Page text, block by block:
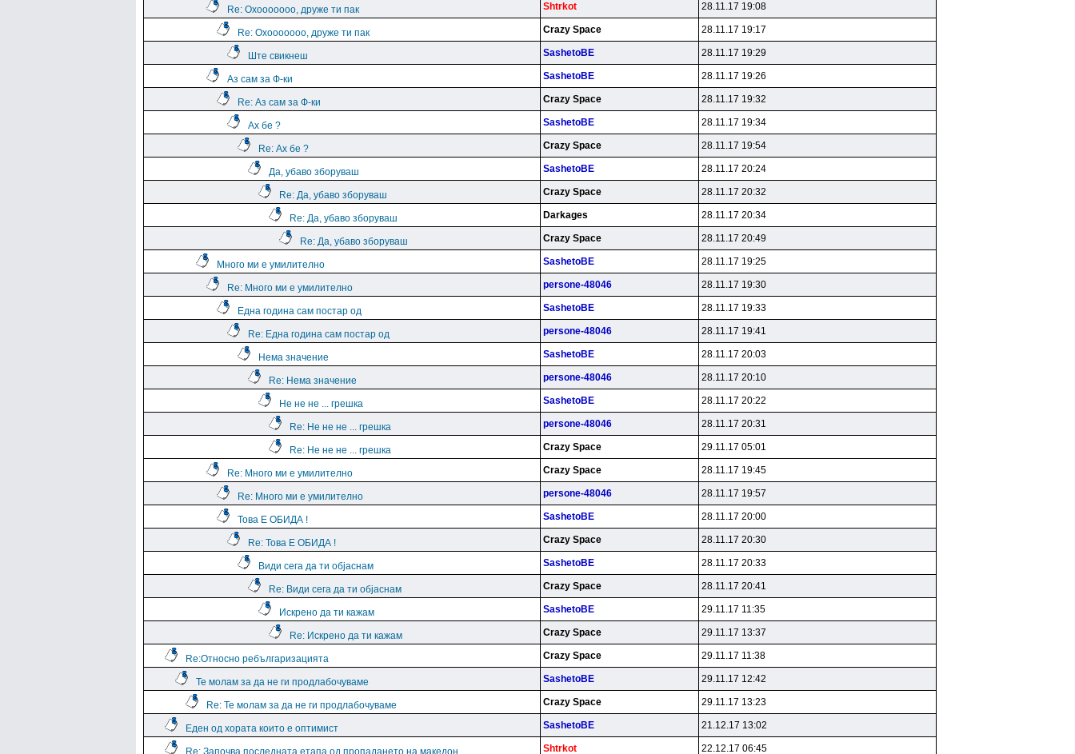
Re: Охооооооо, друже ти пак Shtrkot 28.11.17 19:08
Re: Охооооооо, друже ти пак Crazy Space 28.11.17 19:17
Ште свикнеш SashetoBE 28.11.17 19:29
Аз сам за Ф-ки SashetoBE 28.11.17 19:26
Re: Аз сам за Ф-ки Crazy Space 28.11.17 19:32
Ах бе ? SashetoBE 28.11.17 19:34
Re: Ах бе ? Crazy Space 28.11.17 19:54
Да, убаво зборуваш SashetoBE 28.11.17 20:24
Re: Да, убаво зборуваш Crazy Space 28.11.17 20:32
Re: Да, убаво зборуваш Darkages 28.11.17 20:34
Re: Да, убаво зборуваш Crazy Space 28.11.17 20:49
Много ми е умилително SashetoBE 28.11.17 19:25
Re: Много ми е умилително persone-48046 28.11.17 19:30
Една година сам постар од SashetoBE 28.11.17 19:33
Re: Една година сам постар од persone-48046 28.11.17 19:41
Нема значение SashetoBE 28.11.17 20:03
Re: Нема значение persone-48046 28.11.17 20:10
Не не не ... грешка SashetoBE 28.11.17 20:22
Re: Не не не ... грешка persone-48046 28.11.17 20:31
Re: Не не не ... грешка Crazy Space 29.11.17 05:01
Re: Много ми е умилително Crazy Space 28.11.17 19:45
Re: Много ми е умилително persone-48046 28.11.17 19:57
Това Е ОБИДА ! SashetoBE 28.11.17 20:00
Re: Това Е ОБИДА ! Crazy Space 28.11.17 20:30
Види сега да ти објаснам SashetoBE 28.11.17 20:33
Re: Види сега да ти објаснам Crazy Space 28.11.17 20:41
Искрено да ти кажам SashetoBE 29.11.17 11:35
Re: Искрено да ти кажам Crazy Space 29.11.17 13:37
Re:Относно ребългаризацията Crazy Space 29.11.17 11:38
Те молам за да не ги продлабочуваме SashetoBE 29.11.17 12:42
Re: Те молам за да не ги продлабочуваме Crazy Space 29.11.17 13:23
Еден од хората които е оптимист SashetoBE 21.12.17 13:02
Re: Започва последната етапа од пропадането на македон Shtrkot 22.12.17 06:45